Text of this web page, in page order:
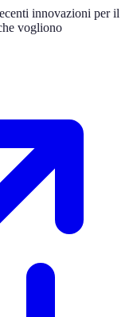
innovazioni per il
vogliono